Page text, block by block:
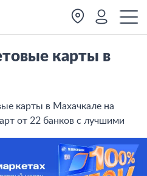
карты в
карты в Махачкале на
от 22 банков с лучшими
заявку.